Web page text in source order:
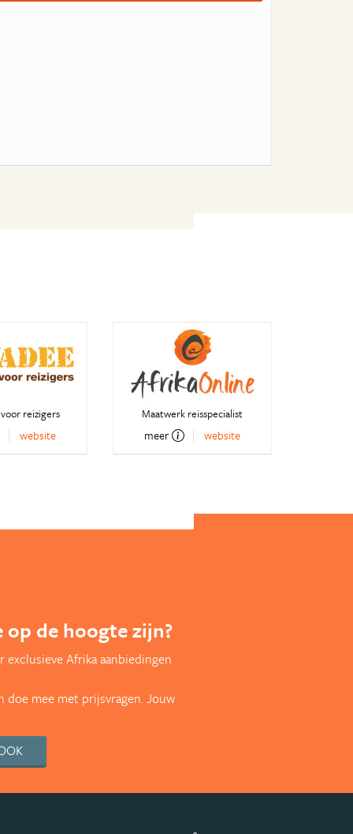
reizigers
website
Maatwerk reisspecialist
meer website
de hoogte zijn?
exclusieve Afrika aanbiedingen
doe mee met prijsvragen. Jouw